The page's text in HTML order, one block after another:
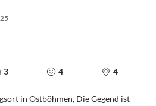
3 4 4
in Ostböhmen, Die Gegend ist